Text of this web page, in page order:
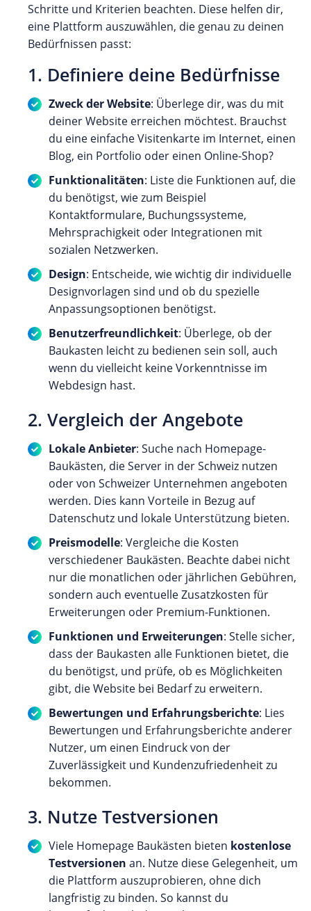
Schritte und Kriterien beachten. Diese helfen dir,
eine Plattform auszuwählen, die genau zu deinen
Bedürfnissen passt:
1. Definiere deine Bedürfnisse
Zweck der Website: Überlege dir, was du mit
deiner Website erreichen möchtest. Brauchst
du eine einfache Visitenkarte im Internet, einen
Blog, ein Portfolio oder einen Online-Shop?
Funktionalitäten: Liste die Funktionen auf, die
du benötigst, wie zum Beispiel
Kontaktformulare, Buchungssysteme,
Mehrsprachigkeit oder Integrationen mit
sozialen Netzwerken.
Design: Entscheide, wie wichtig dir individuelle
Designvorlagen sind und ob du spezielle
Anpassungsoptionen benötigst.
Benutzerfreundlichkeit: Überlege, ob der
Baukasten leicht zu bedienen sein soll, auch
wenn du vielleicht keine Vorkenntnisse im
Webdesign hast.
2. Vergleich der Angebote
Lokale Anbieter: Suche nach Homepage-
Baukästen, die Server in der Schweiz nutzen
oder von Schweizer Unternehmen angeboten
werden. Dies kann Vorteile in Bezug auf
Datenschutz und lokale Unterstützung bieten.
Preismodelle: Vergleiche die Kosten
verschiedener Baukästen. Beachte dabei nicht
nur die monatlichen oder jährlichen Gebühren,
sondern auch eventuelle Zusatzkosten für
Erweiterungen oder Premium-Funktionen.
Funktionen und Erweiterungen: Stelle sicher,
dass der Baukasten alle Funktionen bietet, die
du benötigst, und prüfe, ob es Möglichkeiten
gibt, die Website bei Bedarf zu erweitern.
Bewertungen und Erfahrungsberichte: Lies
Bewertungen und Erfahrungsberichte anderer
Nutzer, um einen Eindruck von der
Zuverlässigkeit und Kundenzufriedenheit zu
bekommen.
3. Nutze Testversionen
Viele Homepage Baukästen bieten kostenlose
Testversionen an. Nutze diese Gelegenheit, um
die Plattform auszuprobieren, ohne dich
langfristig zu binden. So kannst du